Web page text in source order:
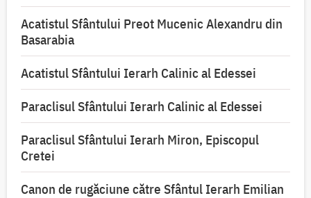
Acatistul Sfântului Preot Mucenic Alexandru din
Basarabia
Acatistul Sfântului Ierarh Calinic al Edessei
Paraclisul Sfântului Ierarh Calinic al Edessei
Paraclisul Sfântului Ierarh Miron, Episcopul
Cretei
Canon de rugăciune către Sfântul Ierarh Emilian